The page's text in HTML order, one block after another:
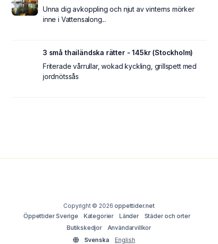
Unna dig avkoppling och njut av vinterns mörker
inne i Vattensalong...
3 små thailändska rätter - 145kr (Stockholm)
Friterade vårrullar, wokad kyckling, grillspett med
jordnötssås
Copyright © 2026oppettider.net
Öppettider Sverige
Kategorier Länder
Städer och orter
Butikskedjor
Användarvillkor
Svenska
English